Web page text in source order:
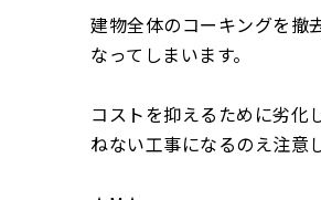
建物全体のコーキングを撤
なってしまいます。
コストを抑えるために劣化
ねない工事になるのえ注意